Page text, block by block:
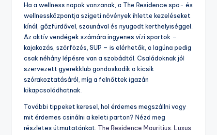
Ha a wellness napok vonzanak, a The Residence spa- és
wellnessközpontja szigeti növények ihlette kezeléseket
kínál, gőzfürdővel, szaunával és nyugodt kerthelyiséggel.
Az aktív vendégek számára ingyenes vízi sportok –
kajakozás, szörfözés, SUP – is elérhetők, a lagúna pedig
csak néhány lépésre van a szobádtól. Családoknak jól
szervezett gyerekklub gondoskodik a kicsik
szórakoztatásáról, míg a felnőttek igazán
kikapcsolódhatnak.
További tippeket keresel, hol érdemes megszállni vagy
mit érdemes csinálni a keleti parton? Nézd meg
részletes útmutatónkat: The Residence Mauritius: Luxus